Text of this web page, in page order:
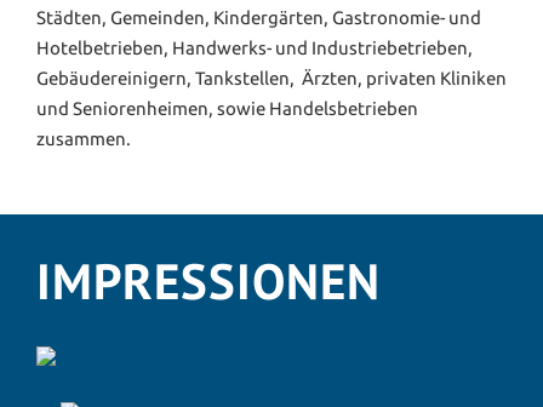
Städten, Gemeinden, Kindergärten, Gastronomie- und
Hotelbetrieben, Handwerks- und Industriebetrieben,
Gebäudereinigern, Tankstellen, Ärzten, privaten Kliniken
und Seniorenheimen, sowie Handelsbetrieben
zusammen.
IMPRESSIONEN